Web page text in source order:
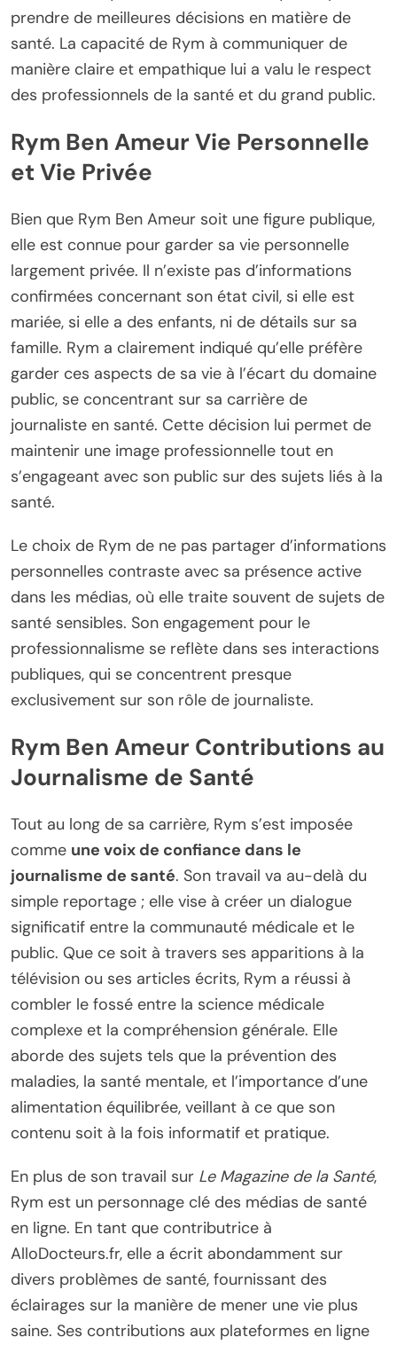
prendre de meilleures décisions en matière de
santé. La capacité de Rym à communiquer de
manière claire et empathique lui a valu le respect
des professionnels de la santé et du grand public.
Rym Ben Ameur Vie Personnelle
et Vie Privée
Bien que Rym Ben Ameur soit une figure publique,
elle est connue pour garder sa vie personnelle
largement privée. Il n’existe pas d’informations
confirmées concernant son état civil, si elle est
mariée, si elle a des enfants, ni de détails sur sa
famille. Rym a clairement indiqué qu’elle préfère
garder ces aspects de sa vie à l’écart du domaine
public, se concentrant sur sa carrière de
journaliste en santé. Cette décision lui permet de
maintenir une image professionnelle tout en
s’engageant avec son public sur des sujets liés à la
santé.
Le choix de Rym de ne pas partager d’informations
personnelles contraste avec sa présence active
dans les médias, où elle traite souvent de sujets de
santé sensibles. Son engagement pour le
professionnalisme se reflète dans ses interactions
publiques, qui se concentrent presque
exclusivement sur son rôle de journaliste.
Rym Ben Ameur Contributions au
Journalisme de Santé
Tout au long de sa carrière, Rym s’est imposée
comme une voix de confiance dans le
journalisme de santé. Son travail va au-delà du
simple reportage ; elle vise à créer un dialogue
significatif entre la communauté médicale et le
public. Que ce soit à travers ses apparitions à la
télévision ou ses articles écrits, Rym a réussi à
combler le fossé entre la science médicale
complexe et la compréhension générale. Elle
aborde des sujets tels que la prévention des
maladies, la santé mentale, et l’importance d’une
alimentation équilibrée, veillant à ce que son
contenu soit à la fois informatif et pratique.
En plus de son travail sur Le Magazine de la Santé,
Rym est un personnage clé des médias de santé
en ligne. En tant que contributrice à
AlloDocteurs.fr, elle a écrit abondamment sur
divers problèmes de santé, fournissant des
éclairages sur la manière de mener une vie plus
saine. Ses contributions aux plateformes en ligne